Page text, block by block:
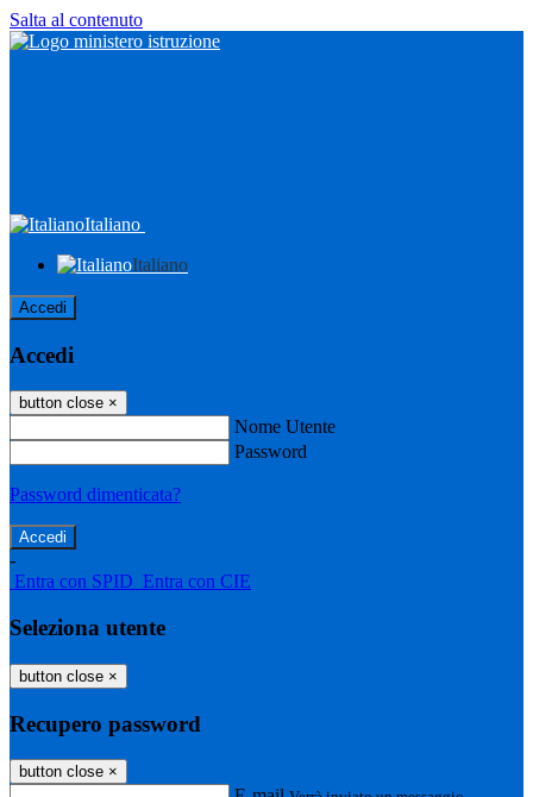
Salta al contenuto
Italiano
Italiano
Accedi
Accedi
button close ×
Nome Utente
Password
Password dimenticata?
-
Entra con SPID Entra con CIE
Seleziona utente
button close ×
Recupero password
button close ×